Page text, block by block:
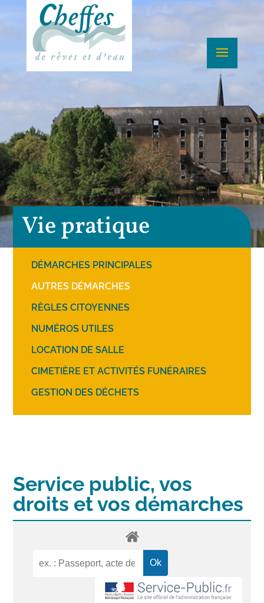
Vie pratique
DÉMARCHES PRINCIPALES
AUTRES DÉMARCHES
RÈGLES CITOYENNES
NUMÉROS UTILES
LOCATION DE SALLE
CIMETIÈRE ET ACTIVITÉS FUNÉRAIRES
GESTION DES DÉCHETS
Service public, vos
droits et vos démarches